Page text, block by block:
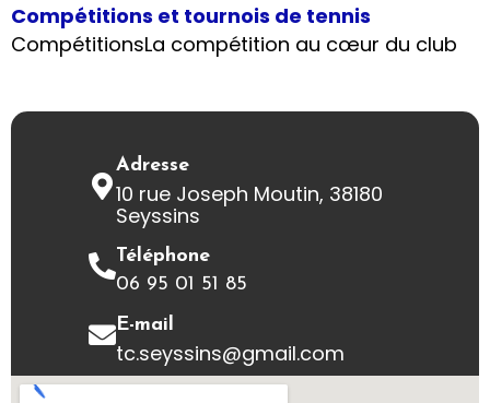
Compétitions et tournois de tennis
CompétitionsLa compétition au cœur du club
Adresse
10 rue Joseph Moutin, 38180
Seyssins
Téléphone
06 95 01 51 85
E-mail
tc.seyssins@gmail.com